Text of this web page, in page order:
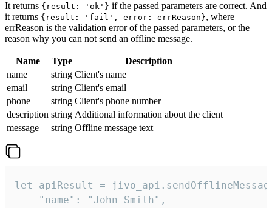
It returns {result: 'ok'} if the passed parameters are correct. And
it returns {result: 'fail', error: errReason}, where
errReason is the validation error of the passed parameters, or the
reason why you can not send an offline message.
Name Type
Description
name
string Client's name
email
string Client's email
phone
string Client's phone number
description string Additional information about the client
message
string Offline message text
let apiResult =
    "name": "John Smith",